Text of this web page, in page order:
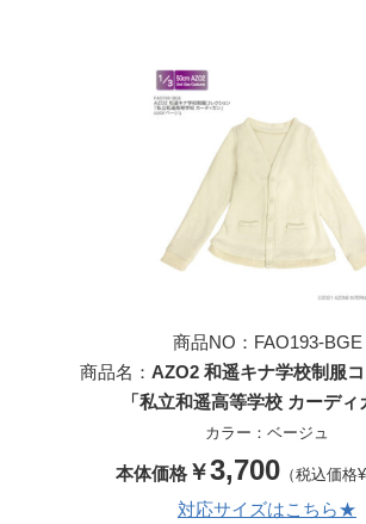
商品NO：FAO193-BGE
商品名： AZO2 和遥キナ学校制服
「私立和遥高等学校 カーディ
カラー：ベージュ
本体価格￥3,700（税込価格
対応サイズはこちら★